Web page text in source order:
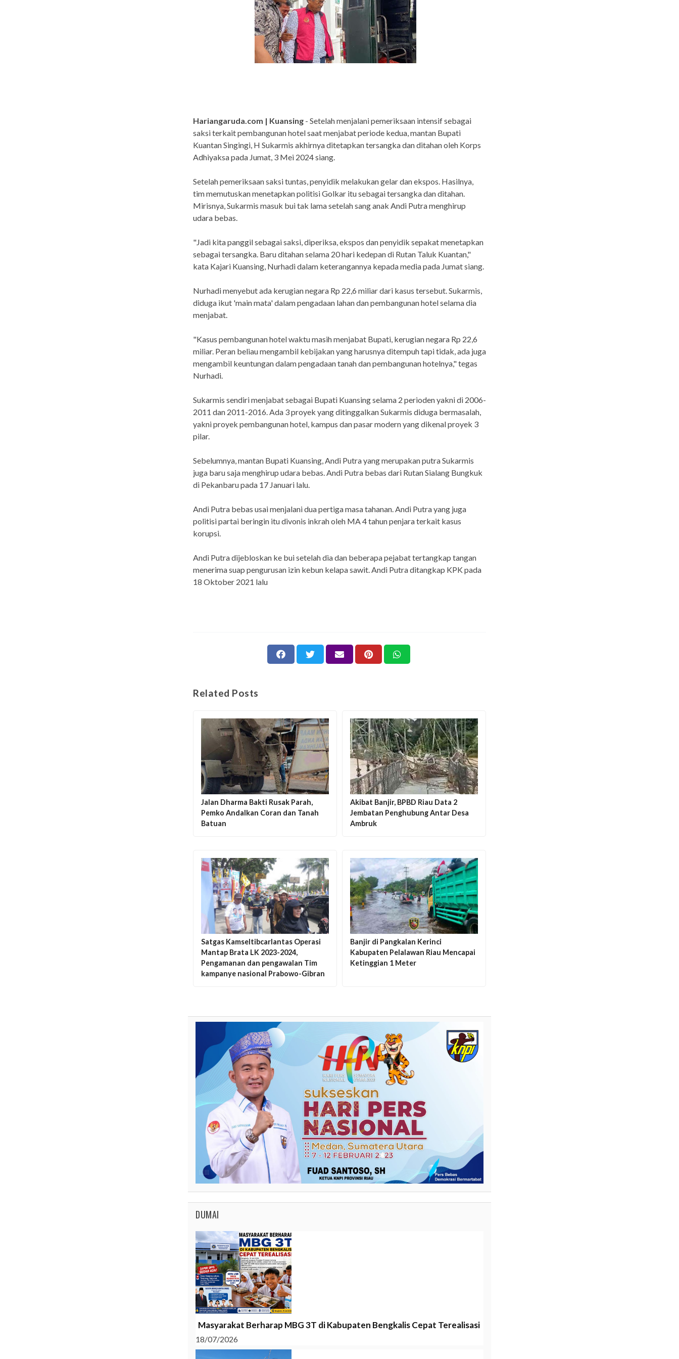
Hariangaruda.com | Kuansing - Setelah menjalani pemeriksaan intensif sebagai
saksi terkait pembangunan hotel saat menjabat periode kedua, mantan Bupati
Kuantan Singingi, H Sukarmis akhirnya ditetapkan tersangka dan ditahan oleh Korps
Adhiyaksa pada Jumat, 3 Mei 2024 siang.
Setelah pemeriksaan saksi tuntas, penyidik melakukan gelar dan ekspos. Hasilnya,
tim memutuskan menetapkan politisi Golkar itu sebagai tersangka dan ditahan.
Mirisnya, Sukarmis masuk bui tak lama setelah sang anak Andi Putra menghirup
udara bebas.
"Jadi kita panggil sebagai saksi, diperiksa, ekspos dan penyidik sepakat menetapkan
sebagai tersangka. Baru ditahan selama 20 hari kedepan di Rutan Taluk Kuantan,"
kata Kajari Kuansing, Nurhadi dalam keterangannya kepada media pada Jumat siang.
Nurhadi menyebut ada kerugian negara Rp 22,6 miliar dari kasus tersebut. Sukarmis,
diduga ikut 'main mata' dalam pengadaan lahan dan pembangunan hotel selama dia
menjabat.
"Kasus pembangunan hotel waktu masih menjabat Bupati, kerugian negara Rp 22,6
miliar. Peran beliau mengambil kebijakan yang harusnya ditempuh tapi tidak, ada juga
mengambil keuntungan dalam pengadaan tanah dan pembangunan hotelnya," tegas
Nurhadi.
Sukarmis sendiri menjabat sebagai Bupati Kuansing selama 2 perioden yakni di 2006-
2011 dan 2011-2016. Ada 3 proyek yang ditinggalkan Sukarmis diduga bermasalah,
yakni proyek pembangunan hotel, kampus dan pasar modern yang dikenal proyek 3
pilar.
Sebelumnya, mantan Bupati Kuansing, Andi Putra yang merupakan putra Sukarmis
juga baru saja menghirup udara bebas. Andi Putra bebas dari Rutan Sialang Bungkuk
di Pekanbaru pada 17 Januari lalu.
Andi Putra bebas usai menjalani dua pertiga masa tahanan. Andi Putra yang juga
politisi partai beringin itu divonis inkrah oleh MA 4 tahun penjara terkait kasus
korupsi.
Andi Putra dijebloskan ke bui setelah dia dan beberapa pejabat tertangkap tangan
menerima suap pengurusan izin kebun kelapa sawit. Andi Putra ditangkap KPK pada
18 Oktober 2021 lalu
Related Posts
Jalan Dharma Bakti Rusak Parah,
Pemko Andalkan Coran dan Tanah
Batuan
Akibat Banjir, BPBD Riau Data 2
Jembatan Penghubung Antar Desa
Ambruk
Satgas Kamseltibcarlantas Operasi
Mantap Brata LK 2023-2024,
Pengamanan dan pengawalan Tim
kampanye nasional Prabowo-Gibran
Banjir di Pangkalan Kerinci
Kabupaten Pelalawan Riau Mencapai
Ketinggian 1 Meter
DUMAI
Masyarakat Berharap MBG 3T di Kabupaten Bengkalis Cepat Terealisasi
18/07/2026